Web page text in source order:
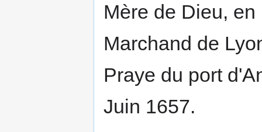
Mère de Dieu,
Marchand de
Praye du port
Juin 1657.